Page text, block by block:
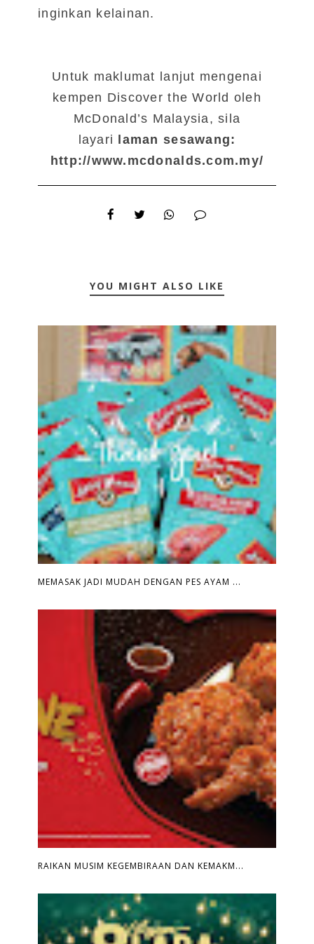
inginkan kelainan.
Untuk maklumat lanjut mengenai
kempen Discover the World oleh
McDonald’s Malaysia, sila
layari laman sesawang:
http://www.mcdonalds.com.my/
YOU MIGHT ALSO LIKE
MEMASAK JADI MUDAH DENGAN PES AYAM ...
RAIKAN MUSIM KEGEMBIRAAN DAN KEMAKM...